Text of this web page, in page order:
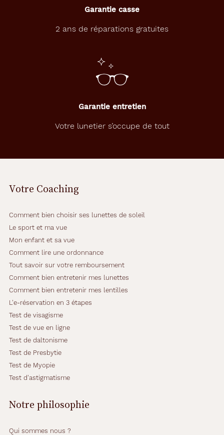
Garantie casse
2 ans de réparations gratuites
Garantie entretien
Votre lunetier s’occupe de tout
Votre Coaching
Comment bien choisir ses lunettes de soleil
Le sport et ma vue
Mon enfant et sa vue
Comment lire une ordonnance
Tout savoir sur votre remboursement
Comment bien entretenir mes lunettes
Comment bien entretenir mes lentilles
L'e-réservation en 3 étapes
Test de visagisme
Test de vue en ligne
Test de daltonisme
Test de Presbytie
Test de Myopie
Test d'astigmatisme
Notre philosophie
Qui sommes nous ?